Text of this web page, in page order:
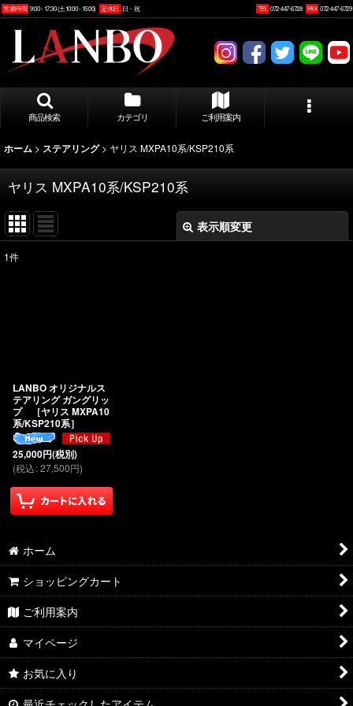
営業時間 9:00 - 17:30 (土10:00 - 15:00) 定休日 日・祝 TEL 072-447-6728 FAX 072-447-6729
商品検索 カテゴリ ご利用案内
ホーム > ステアリング > ヤリス MXPA10系/KSP210系
ヤリス MXPA10系/KSP210系
表示順変更
1件
LANBO オリジナルス
テアリング ガングリッ
プ ［ヤリス MXPA10
系/KSP210系］
25,000円(税別)
(税込:27,500円)
ホーム
ショッピングカート
ご利用案内
マイページ
お気に入り